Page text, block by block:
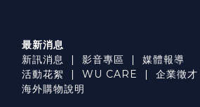
最新消息
新訊消息
| 影音專區 | 媒體報導
活動花絮
| WU CARE | 企業徵才
海外購物說明